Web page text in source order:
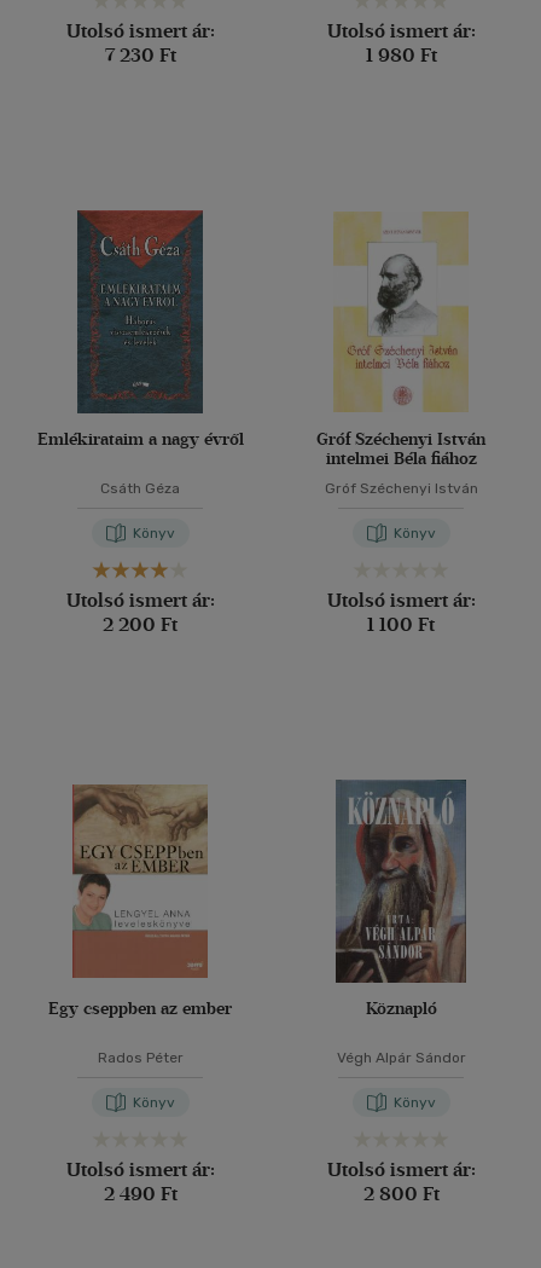
Utolsó ismert ár:
7 230 Ft
Utolsó ismert ár:
1 980 Ft
Emlékirataim a nagy évről
Csáth Géza
Könyv
Utolsó ismert ár:
2 200 Ft
Gróf Széchenyi István
intelmei Béla fiához
Gróf Széchenyi István
Könyv
Utolsó ismert ár:
1 100 Ft
Egy cseppben az ember
Rados Péter
Könyv
Utolsó ismert ár:
2 490 Ft
Köznapló
Végh Alpár Sándor
Könyv
Utolsó ismert ár:
2 800 Ft